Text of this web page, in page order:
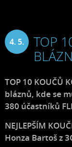
4. 5.
TOP
TOP 10 KOUČŮ
bláznů, kde se
380 účastníků
NEJLEPŠÍM
Honza Bartoš z